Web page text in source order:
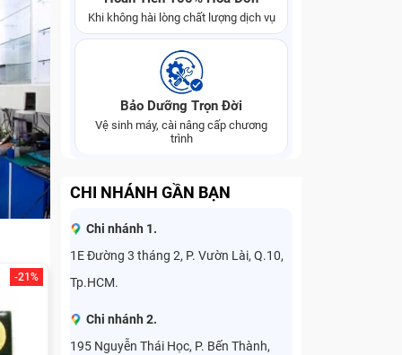
-21%
Khi không hài lòng chất lượng dịch vụ
Bảo Dưỡng Trọn Đời
Vệ sinh máy, cài nâng cấp chương
trình
CHI NHÁNH GẦN BẠN
Chi nhánh 1.
1E Đường 3 tháng 2, P. Vườn Lài, Q.10,
Tp.HCM.
Chi nhánh 2.
195 Nguyễn Thái Học, P. Bến Thành,